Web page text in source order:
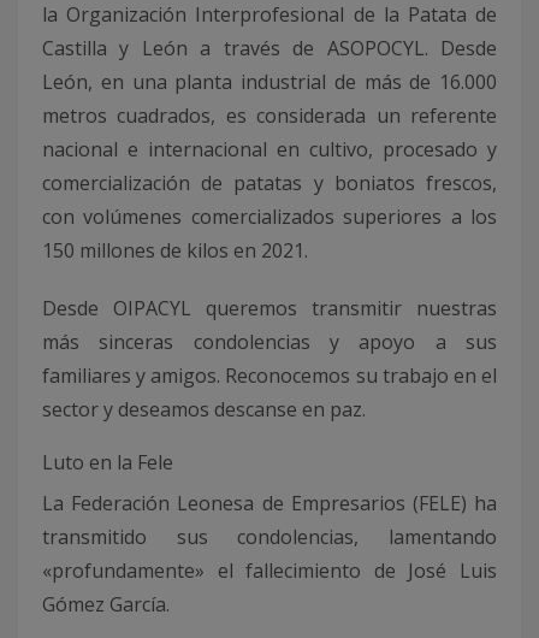
la Organización Interprofesional de la Patata de
Castilla y León a través de ASOPOCYL. Desde
León, en una planta industrial de más de 16.000
metros cuadrados, es considerada un referente
nacional e internacional en cultivo, procesado y
comercialización de patatas y boniatos frescos,
con volúmenes comercializados superiores a los
150 millones de kilos en 2021.
Desde OIPACYL queremos transmitir nuestras
más sinceras condolencias y apoyo a sus
familiares y amigos. Reconocemos su trabajo en el
sector y deseamos descanse en paz.
Luto en la Fele
La Federación Leonesa de Empresarios (FELE) ha
transmitido sus condolencias, lamentando
«profundamente» el fallecimiento de José Luis
Gómez García.